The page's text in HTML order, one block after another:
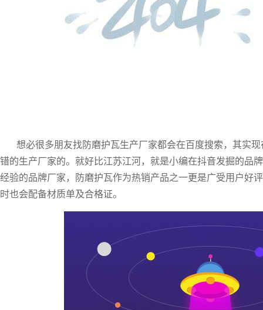
想必很多朋友找防磨护瓦生产厂家都会在百度搜索，其实
错的生产厂家的。就好比江苏江河，就是小编在抖音发掘的品
经验的品牌厂家，防磨护瓦作为热销产品之一更是广受用户好
时也会配备材质单及合格证。